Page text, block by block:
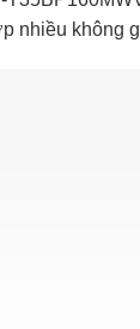
nhiều không